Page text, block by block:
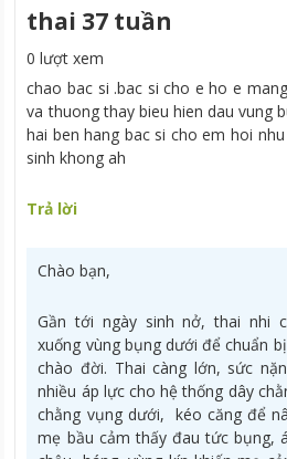
thai 37 tuần
0 lượt xem
chao bac si .bac si cho e ho e
va thuong thay bieu hien dau vung
hai ben hang bac si cho em hoi
sinh khong ah
Trả lời
Chào bạn,
Gần tới ngày sinh nở, thai nhi
xuống vùng bụng dưới để chuẩn
chào đời. Thai càng lớn, sức
nhiều áp lực cho hệ thống dây
chằng vụng dưới, kéo căng để
mẹ bầu cảm thấy đau tức bụng,